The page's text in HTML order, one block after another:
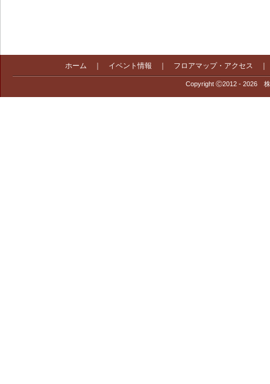
ホーム イベント情報 フロアマップ・アクセス
Copyright Ⓒ2012 - 2026 株